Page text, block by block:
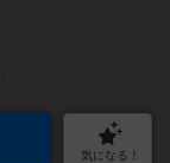
気になる！